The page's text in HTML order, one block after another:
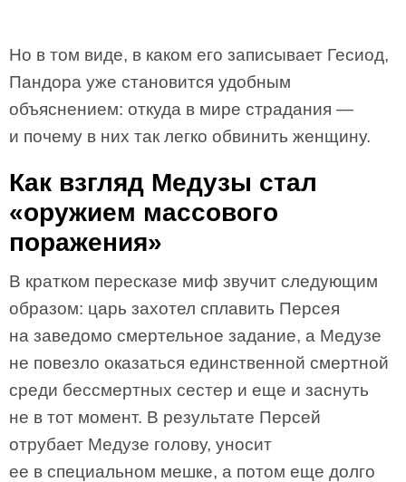
Но в том виде, в каком его записывает Гесиод,
Пандора уже становится удобным
объяснением: откуда в мире страдания —
и почему в них так легко обвинить женщину.
Как взгляд Медузы стал
«оружием массового
поражения»
В кратком пересказе миф звучит следующим
образом: царь захотел сплавить Персея
на заведомо смертельное задание, а Медузе
не повезло оказаться единственной смертной
среди бессмертных сестер и еще и заснуть
не в тот момент. В результате Персей
отрубает Медузе голову, уносит
ее в специальном мешке, а потом еще долго